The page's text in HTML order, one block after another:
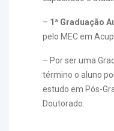
– 1ª Graduação
pelo MEC em
– Por ser uma
término o aluno
estudo em Pós-
Doutorado.